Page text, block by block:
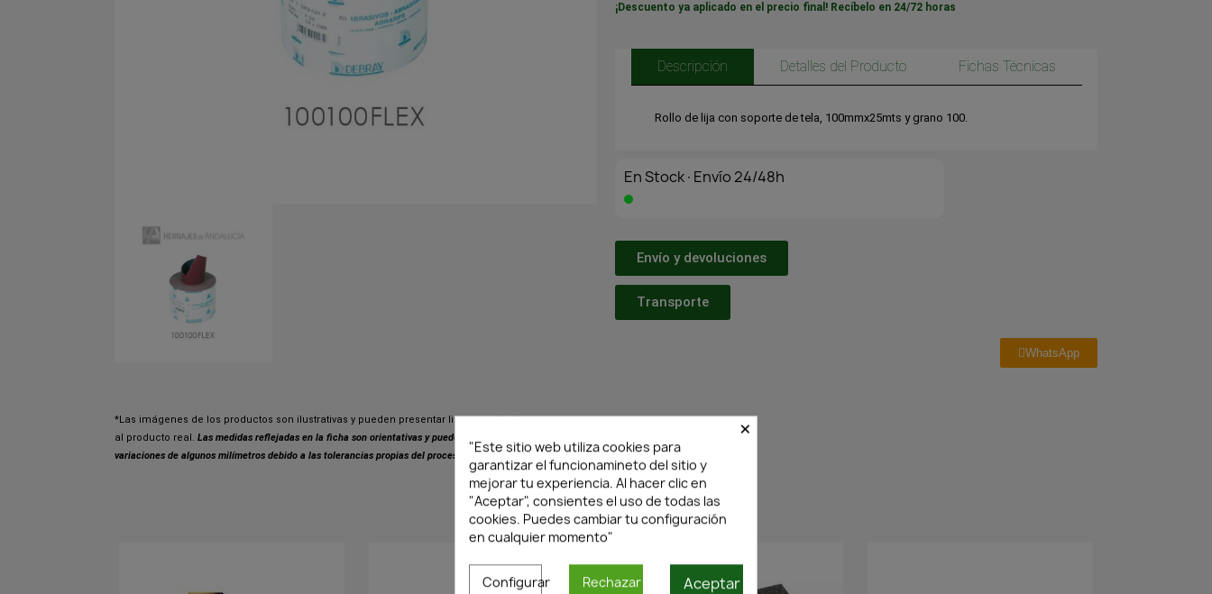
*Las imágenes de los productos son ilustrativas y pueden presentar ligeras variaciones respecto
al producto real. Las medidas reflejadas en la ficha son orientativas y pueden presentar pequeñas
variaciones de algunos milímetros debido a las tolerancias propias del proceso de fabricación.
¡Descuento ya aplicado en el precio final! Recíbelo en 24/72 horas
Descripción Detalles del Producto Fichas Técnicas
Rollo de lija con soporte de tela, 100mmx25mts y grano 100.
En Stock·Envío 24/48h
Envío y devoluciones
Transporte
WhatsApp
PRODUCTOS SIMILARES
×
"Este sitio web utiliza cookies para
garantizar el funcionamineto del sitio y
mejorar tu experiencia. Al hacer clic en
"Aceptar", consientes el uso de todas las
cookies. Puedes cambiar tu configuración
en cualquier momento"
Configurar Rechazar Aceptar